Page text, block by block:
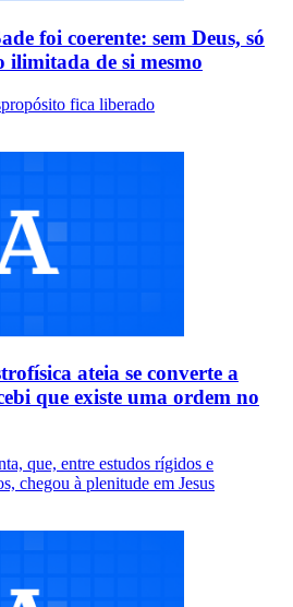
foi coerente: sem Deus, só
ilimitada de si mesmo
fica liberado
ateia se converte a
que existe uma ordem no
que, entre estudos rígidos e
chegou à plenitude em Jesus